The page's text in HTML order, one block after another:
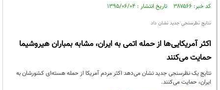
کد خبر: ۳۸۷۵۶۶ تاریخ انتشار : ۱۳۹۵/۰۶/۰۴
نتایج نظرسنجی جدید نشان داد
اکثر آمریکایی‌ها از حمله اتمی به ایران، مشابه بمباران هیروشیما
حمایت می‌کنند
نتایج یک نظرسنجی جدید نشان می‌دهد اکثر مردم آمریکا از حمله هسته‌ای کشورشان به
ایران، حمایت می‌کنند.